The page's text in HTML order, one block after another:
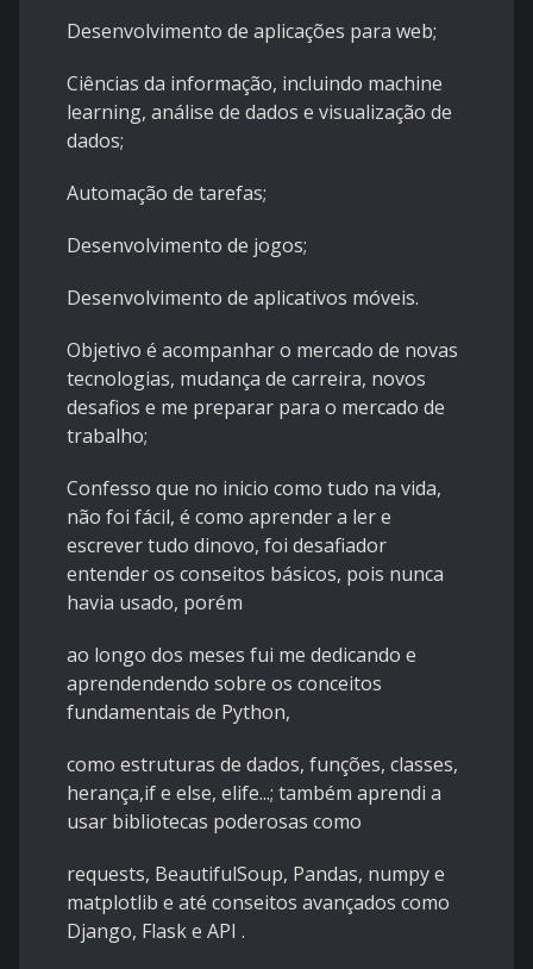
Desenvolvimento de aplicações para web;
Ciências da informação, incluindo machine
learning, análise de dados e visualização de
dados;
Automação de tarefas;
Desenvolvimento de jogos;
Desenvolvimento de aplicativos móveis.
Objetivo é acompanhar o mercado de novas
tecnologias, mudança de carreira, novos
desafios e me preparar para o mercado de
trabalho;
Confesso que no inicio como tudo na vida,
não foi fácil, é como aprender a ler e
escrever tudo dinovo, foi desafiador
entender os conseitos básicos, pois nunca
havia usado, porém
ao longo dos meses fui me dedicando e
aprendendendo sobre os conceitos
fundamentais de Python,
como estruturas de dados, funções, classes,
herança,if e else, elife...; também aprendi a
usar bibliotecas poderosas como
requests, BeautifulSoup, Pandas, numpy e
matplotlib e até conseitos avançados como
Django, Flask e API .